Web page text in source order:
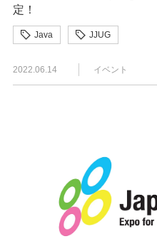
定！
Java JJUG
2022.06.14 イベント